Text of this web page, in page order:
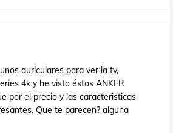
auriculares para ver la tv,
4k y he visto éstos ANKER
por el precio y las caracteristicas
Que te parecen? alguna